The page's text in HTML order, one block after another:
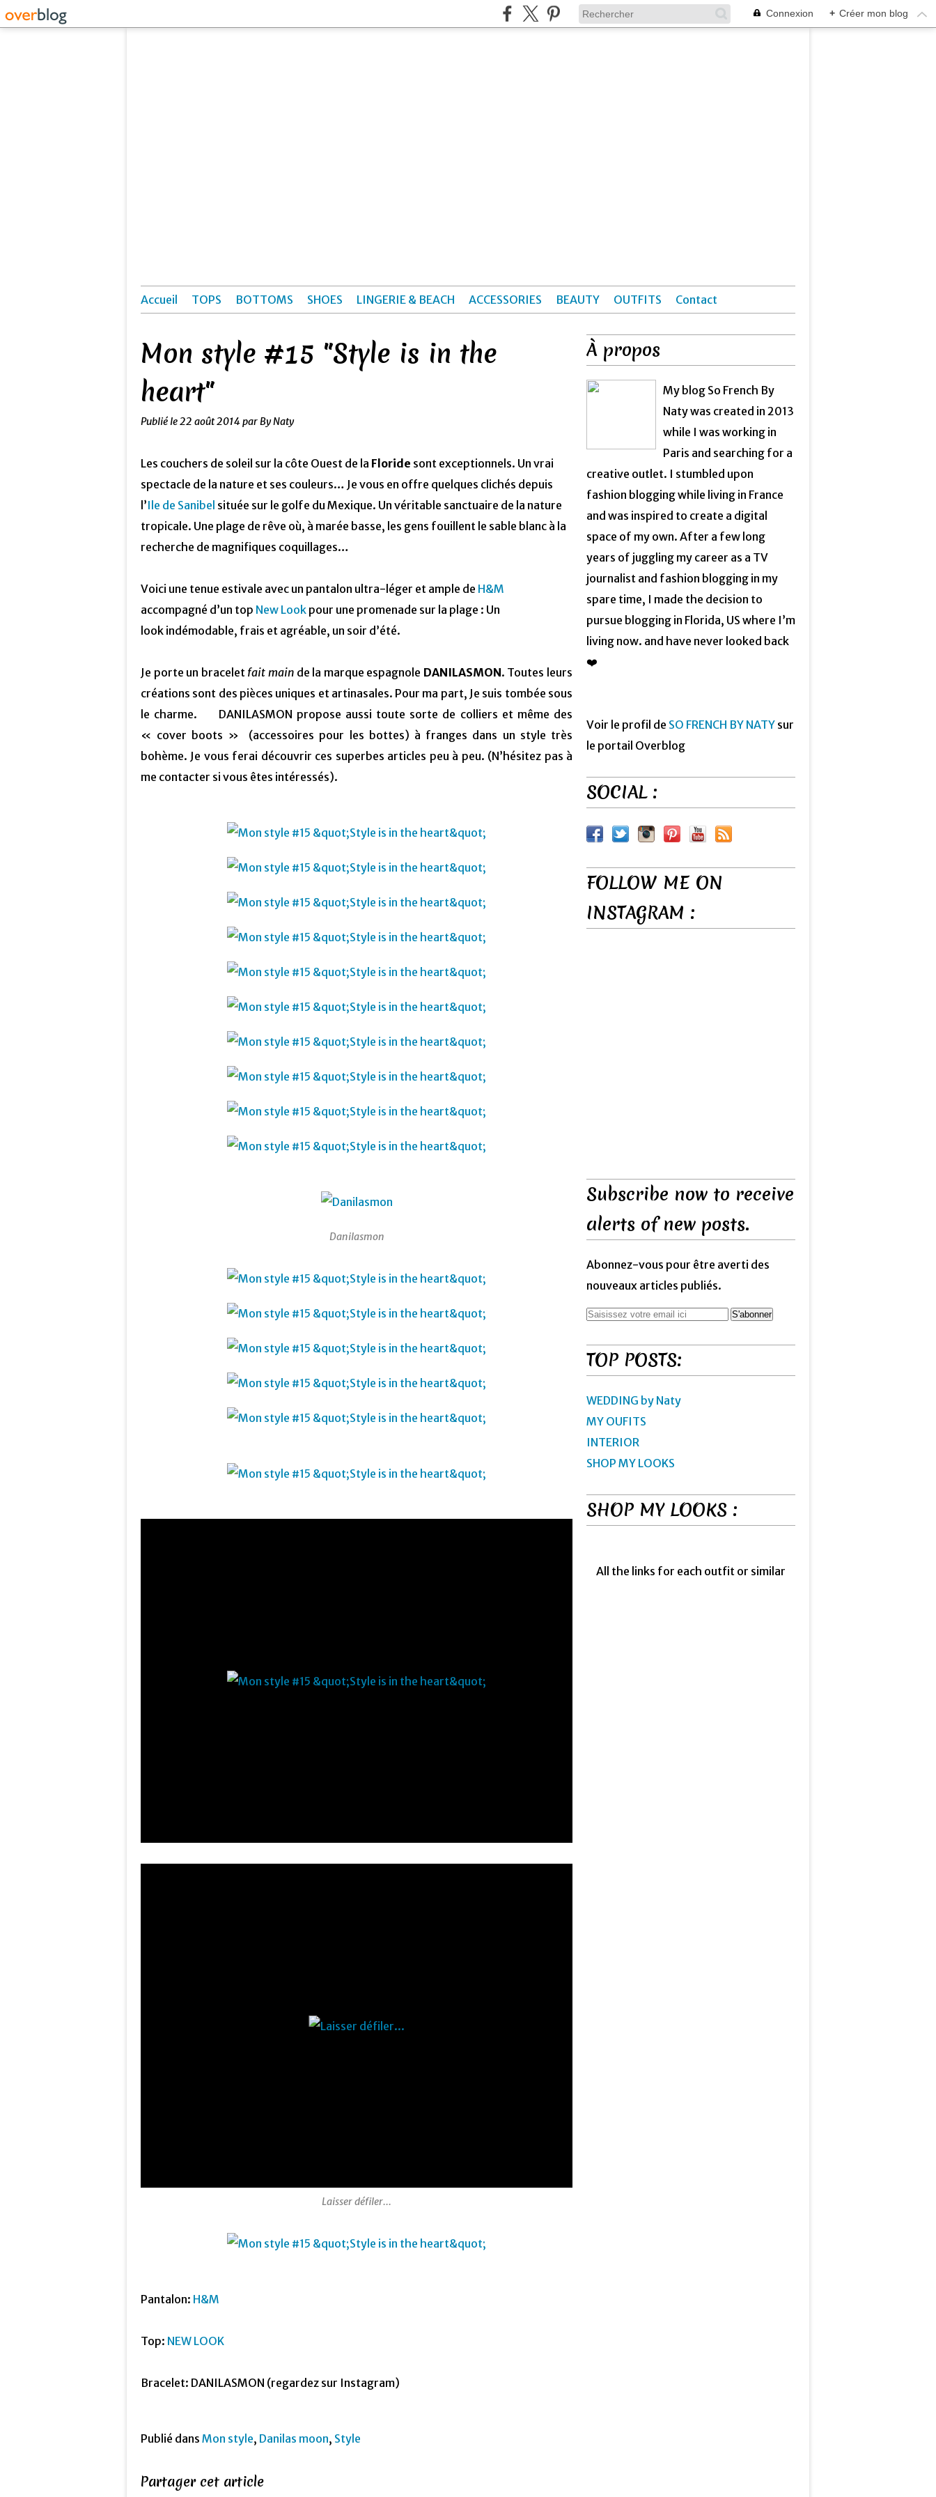
Connexion + Créer mon blog
Accueil TOPS BOTTOMS SHOES LINGERIE & BEACH ACCESSORIES BEAUTY OUTFITS Contact
Mon style #15 "Style is in the
heart"
Publié le22 août 2014par By Naty
Les couchers de soleil sur la côte Ouest de la Floride sont exceptionnels. Un vrai
spectacle de la nature et ses couleurs… Je vous en offre quelques clichés depuis
l’Ile de Sanibel située sur le golfe du Mexique. Un véritable sanctuaire de la nature
tropicale. Une plage de rêve où, à marée basse, les gens fouillent le sable blanc à la
recherche de magnifiques coquillages…
Voici une tenue estivale avec un pantalon ultra-léger et ample de H&M
accompagné d’un top New Look pour une promenade sur la plage : Un
look indémodable, frais et agréable, un soir d’été.
Je porte un bracelet fait mainde la marque espagnole DANILASMON. Toutes leurs
créations sont des pièces uniques et artinasales. Pour ma part, Je suis tombée sous
le charme. DANILASMON propose aussi toute sorte de colliers et même des
« cover boots » (accessoires pour les bottes) à franges dans un style très
bohème. Je vous ferai découvrir ces superbes articles peu à peu. (N’hésitez pas à
me contacter si vous êtes intéressés).
Danilasmon
Laisser défiler...
Pantalon: H&M
Top: NEW LOOK
Bracelet: DANILASMON (regardez sur Instagram)
Publié dans Mon style, Danilas moon, Style
Partager cet article
À propos
My blog So French By
Naty was created in 2013
while I was working in
Paris and searching for a
creative outlet. I stumbled upon
fashion blogging while living in France
and was inspired to create a digital
space of my own. After a few long
years of juggling my career as a TV
journalist and fashion blogging in my
spare time, I made the decision to
pursue blogging in Florida, US where I’m
living now. and have never looked back
❤️
Voir le profil de SO FRENCH BY NATY sur
le portail Overblog
SOCIAL :
FOLLOW ME ON
INSTAGRAM :
Subscribe now to receive
alerts of new posts.
Abonnez-vous pour être averti des
nouveaux articles publiés.
TOP POSTS:
WEDDING by Naty
MY OUFITS
INTERIOR
SHOP MY LOOKS
SHOP MY LOOKS :
All the links for each outfit or similar